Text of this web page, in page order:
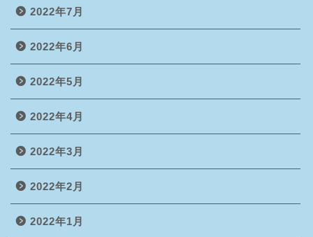
2022年7月
2022年6月
2022年5月
2022年4月
2022年3月
2022年2月
2022年1月